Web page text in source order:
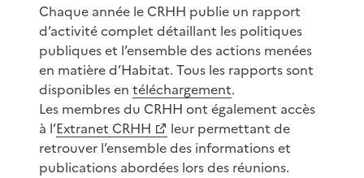
Chaque année le CRHH publie un rapport
d’activité complet détaillant les politiques
publiques et l’ensemble des actions menées
en matière d’Habitat. Tous les rapports sont
disponibles en téléchargement.
Les membres du CRHH ont également accès
à l’Extranet CRHH
leur permettant de
retrouver l’ensemble des informations et
publications abordées lors des réunions.